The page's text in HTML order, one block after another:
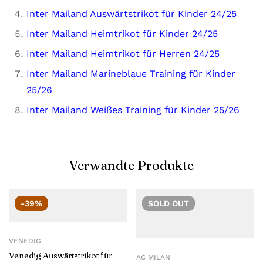
Inter Mailand Auswärtstrikot für Kinder 24/25
Inter Mailand Heimtrikot für Kinder 24/25
Inter Mailand Heimtrikot für Herren 24/25
Inter Mailand Marineblaue Training für Kinder
25/26
Inter Mailand Weißes Training für Kinder 25/26
Verwandte Produkte
-39%
VENEDIG
Venedig Auswärtstrikot für
SOLD OUT
AC MILAN